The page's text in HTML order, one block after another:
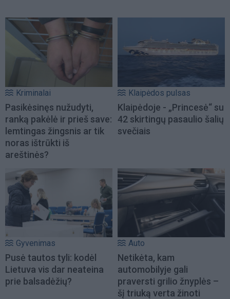
Kriminalai
Pasikėsinęs nužudyti,
ranką pakėlė ir prieš save:
lemtingas žingsnis ar tik
noras ištrūkti iš
areštinės?
Klaipėdos pulsas
Klaipėdoje - „Princesė“ su
42 skirtingų pasaulio šalių
svečiais
Gyvenimas
Pusė tautos tyli: kodėl
Lietuva vis dar neateina
prie balsadėžių?
Auto
Netikėta, kam
automobilyje gali
praversti grilio žnyplės –
šį triuką verta žinoti